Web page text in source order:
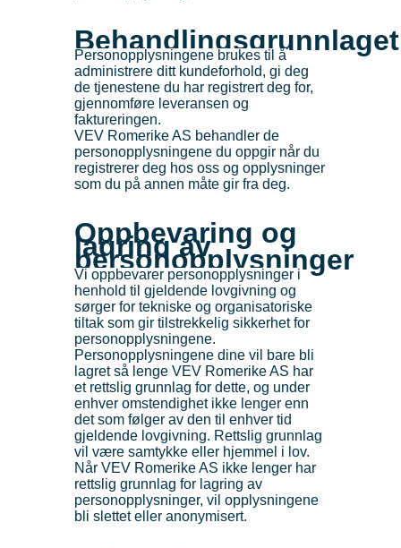
Behandlingsgrunnlaget
Personopplysningene brukes til å
administrere ditt kundeforhold, gi deg
de tjenestene du har registrert deg for,
gjennomføre leveransen og
faktureringen.
VEV Romerike AS behandler de
personopplysningene du oppgir når du
registrerer deg hos oss og opplysninger
som du på annen måte gir fra deg.
Oppbevaring og
lagring av
personopplysninger
Vi oppbevarer personopplysninger i
henhold til gjeldende lovgivning og
sørger for tekniske og organisatoriske
tiltak som gir tilstrekkelig sikkerhet for
personopplysningene.
Personopplysningene dine vil bare bli
lagret så lenge VEV Romerike AS har
et rettslig grunnlag for dette, og under
enhver omstendighet ikke lenger enn
det som følger av den til enhver tid
gjeldende lovgivning. Rettslig grunnlag
vil være samtykke eller hjemmel i lov.
Når VEV Romerike AS ikke lenger har
rettslig grunnlag for lagring av
personopplysninger, vil opplysningene
bli slettet eller anonymisert.